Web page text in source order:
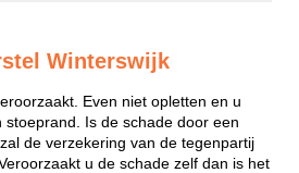
Winterswijk
Even niet opletten en u
stoeprand. Is de schade door een
de verzekering van de tegenpartij
u de schade zelf dan is het